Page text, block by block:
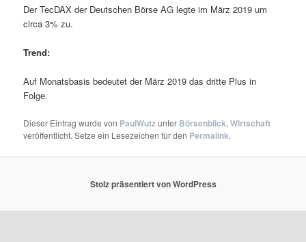
Der TecDAX der Deutschen Börse AG legte im März 2019 um
circa 3% zu.
Trend:
Auf Monatsbasis bedeutet der März 2019 das dritte Plus in
Folge.
Dieser Eintrag wurde von PaulWutzunter Börsenblick,Wirtschaft
veröffentlicht. Setze ein Lesezeichen für den Permalink.
Stolz präsentiert von WordPress